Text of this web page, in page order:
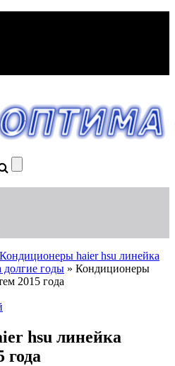
Кондиционеры haier hsu линейка
долгие годы » Кондиционеры
2015 года
hsu линейка
года